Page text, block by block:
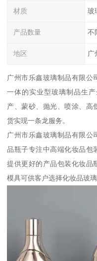
材质 玻
产品数量 不
地区 广
广州市乐鑫玻璃制品有限公
一体的实业型玻璃制品生
产、蒙砂、抛光、喷涂、高
货实现一条龙服务。
广州市乐鑫玻璃制品有限公
品瓶子专注中高端化妆品包
提供更好的产品包装化妆品
模具可供客户选择化妆品玻